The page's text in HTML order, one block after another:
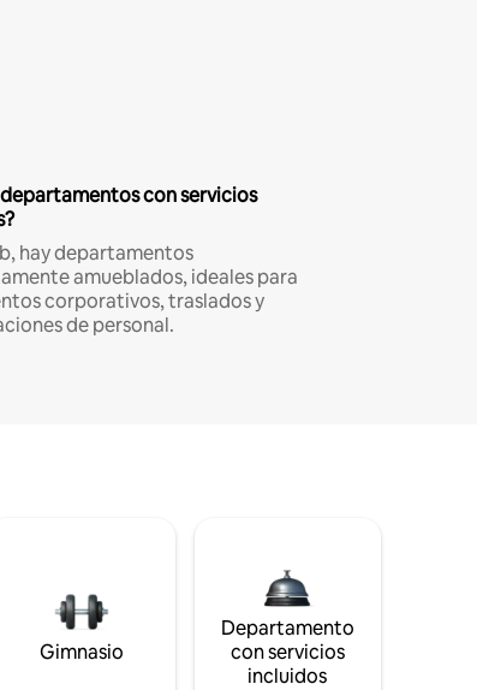
departamentos con servicios
hay departamentos
amueblados, ideales para
corporativos, traslados y
de personal.
Gimnasio
Departamento
con servicios
incluidos